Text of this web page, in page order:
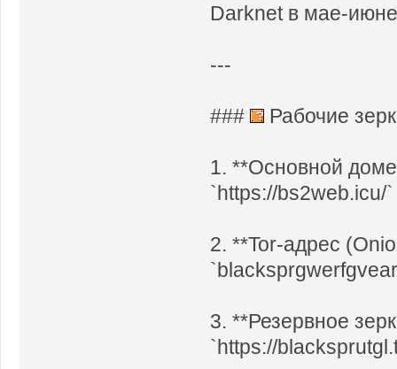
Darknet в мае-
---
### Рабочие
1. **Основной
`https://bs2web.icu/`
2. **Tor-адрес
3. **Резервное
`https://